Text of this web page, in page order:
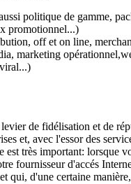
politique de gamme,
promotionnel...)
off et on line,
marketing
de fidélisation et de
et, avec l'essor des
très important: lorsque
fournisseur d'accés
qui, d'une certaine